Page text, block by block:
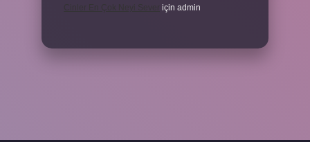
için admin